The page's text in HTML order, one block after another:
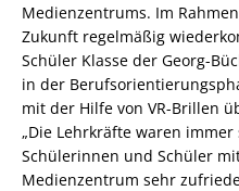
Medienzentrums. Im
Zukunft regelmäßig
Schüler Klasse der Georg-
in der
mit der Hilfe von VR-Brillen
„Die Lehrkräfte waren
Schülerinnen und Schüler
Medienzentrum sehr